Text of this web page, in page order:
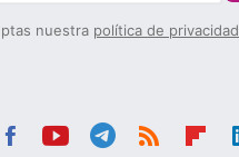
nuestra política de privacidad